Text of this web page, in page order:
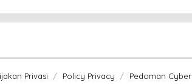
Privasi Policy Privacy Pedoman Cyber